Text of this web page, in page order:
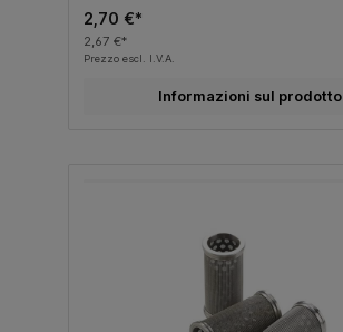
2,70 €*
2,67 €*
Prezzo escl. I.V.A.
Informazioni sul prodotto